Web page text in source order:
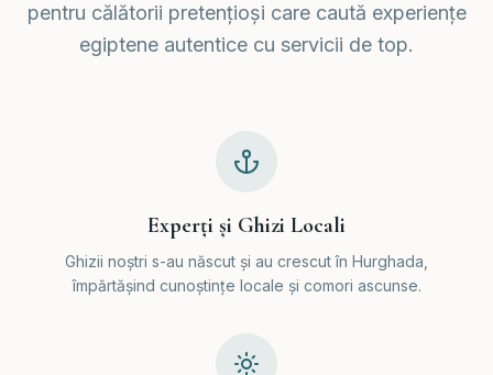
pentru călătorii pretențioși care caută experiențe
egiptene autentice cu servicii de top.
Experți și Ghizi Locali
Ghizii noștri s-au născut și au crescut în Hurghada,
împărtășind cunoștințe locale și comori ascunse.